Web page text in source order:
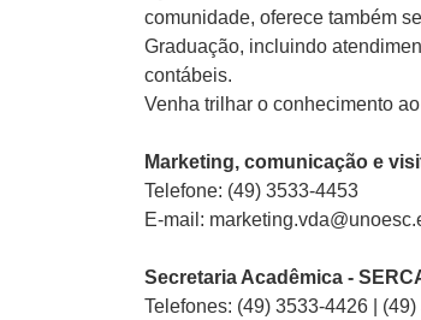
comunidade, oferece também
Graduação, incluindo
contábeis.
Venha trilhar o conhecimento
Marketing, comunicação e
Telefone: (49) 3533-4453
E-mail:
Secretaria Acadêmica -
Telefones: (49) 3533-4426 |